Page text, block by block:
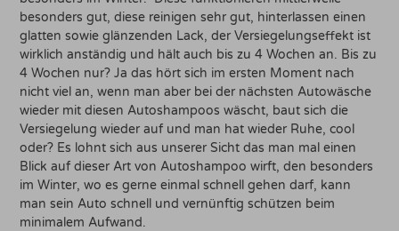
besonders gut, diese reinigen sehr gut, hinterlassen einen
glatten sowie glänzenden Lack, der Versiegelungseffekt ist
wirklich anständig und hält auch bis zu 4 Wochen an. Bis zu
4 Wochen nur? Ja das hört sich im ersten Moment nach
nicht viel an, wenn man aber bei der nächsten Autowäsche
wieder mit diesen Autoshampoos wäscht, baut sich die
Versiegelung wieder auf und man hat wieder Ruhe, cool
oder? Es lohnt sich aus unserer Sicht das man mal einen
Blick auf dieser Art von Autoshampoo wirft, den besonders
im Winter, wo es gerne einmal schnell gehen darf, kann
man sein Auto schnell und vernünftig schützen beim
minimalem Aufwand.